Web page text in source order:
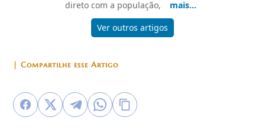
direto com a população,
mais...
Ver outros artigos
| Compartilhe esse Artigo